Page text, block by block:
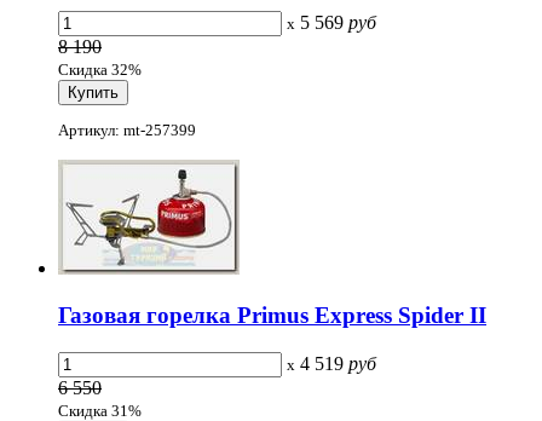
x 5 569 руб
8 190
Скидка 32%
Артикул: mt-257399
Газовая горелка Primus Express Spider II
x 4 519 руб
6 550
Скидка 31%